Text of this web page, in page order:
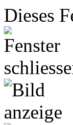
Dieses